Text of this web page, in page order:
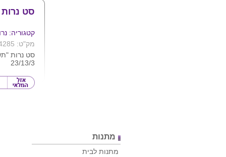
מתאים
סט
קטגוריה:
מק"ט: 4285
סט נרות
23/13/3
מתנות
מתנות לבית